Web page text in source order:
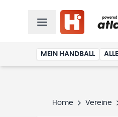
MEIN HANDBALL
Home Vereine